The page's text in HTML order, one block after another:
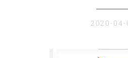
2020-04-